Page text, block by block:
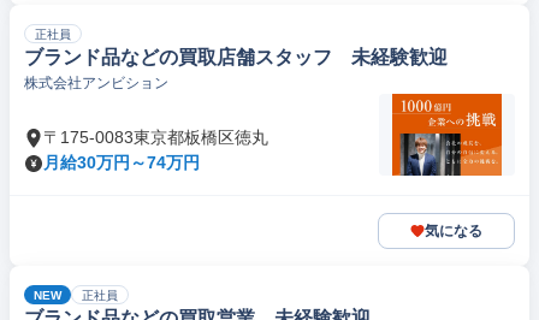
正社員
ブランド品などの買取店舗スタッフ 未経験歓迎
株式会社アンビション
〒175-0083東京都板橋区徳丸
月給30万円～74万円
気になる
NEW 正社員